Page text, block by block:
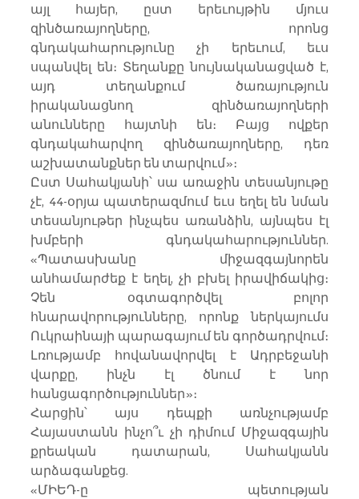
այլ հայեր, ըստ երեւույթին մյուս
զինծառայողները, որոնց
գնդակահարությունը չի երեւում, եւս
սպանվել են։ Տեղանքը նույնականացված է,
այդ տեղանքում ծառայություն
իրականացնող զինծառայողների
անունները հայտնի են։ Բայց ովքեր
գնդակահարվող զինծառայողները, դեռ
աշխատանքներ են տարվում»։
Ըստ Սահակյանի՝ սա առաջին տեսանյութը
չէ, 44-օրյա պատերազմում եւս եղել են նման
տեսանյութեր ինչպես առանձին, այնպես էլ
խմբերի գնդակահարություններ.
«Պատասխանը միջազգայնորեն
անհամարժեք է եղել, չի բխել իրավիճակից։
Չեն օգտագործվել բոլոր
հնարավորությունները, որոնք ներկայումս
Ուկրաինայի պարագայում են գործադրվում։
Լռությամբ հովանավորվել է Ադրբեջանի
վարքը, ինչն էլ ծնում է նոր
հանցագործություններ»։
Հարցին՝ այս դեպքի առնչությամբ
Հայաստանն ինչո՞ւ չի դիմում Միջազգային
քրեական դատարան, Սահակյանն
արձագանքեց.
«ՄԻԵԴ-ը պետության